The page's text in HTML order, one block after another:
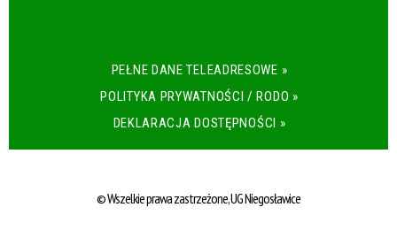
PEŁNE DANE TELEADRESOWE »
POLITYKA PRYWATNOŚCI / RODO »
DEKLARACJA DOSTĘPNOŚCI »
© Wszelkie prawa zastrzeżone, UG Niegosławice